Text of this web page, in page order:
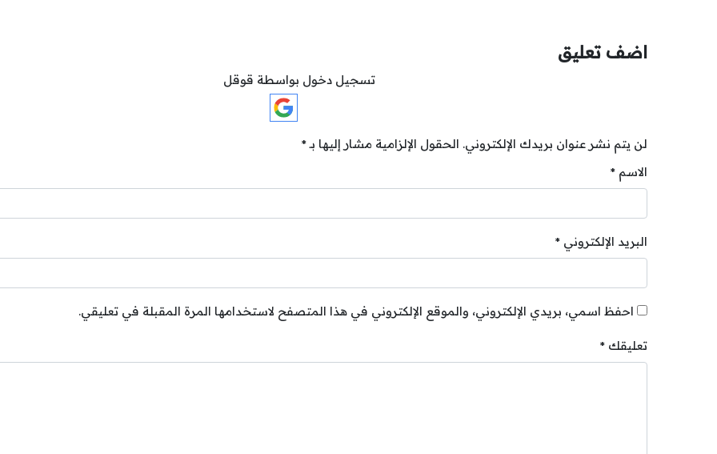
اضف تعليق
تسجيل دخول بواسطة قوقل
لن يتم نشر عنوان بريدك الإلكتروني. الحقول الإلزامية مشار إليها بـ*
الاسم *
البريد الإلكتروني *
احفظ اسمي، بريدي الإلكتروني، والموقع الإلكتروني في هذا المتصفح لاستخدامها المرة المقبلة في تعليقي.
تعليقك *